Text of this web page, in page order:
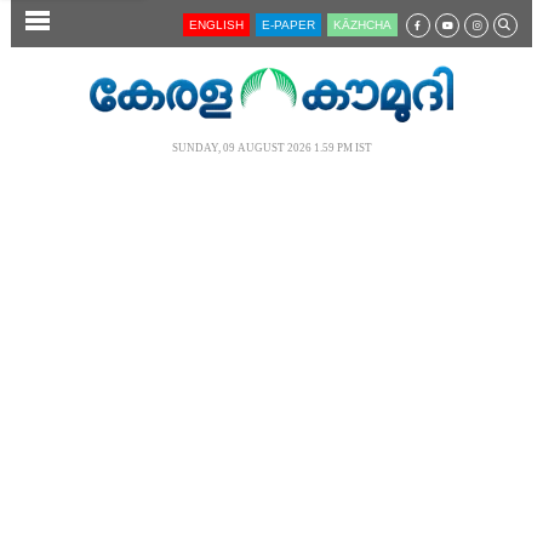
SECTIONS ENGLISH E-PAPER KĀZHCHA
SUNDAY, 09 AUGUST 2026 1.59 PM IST